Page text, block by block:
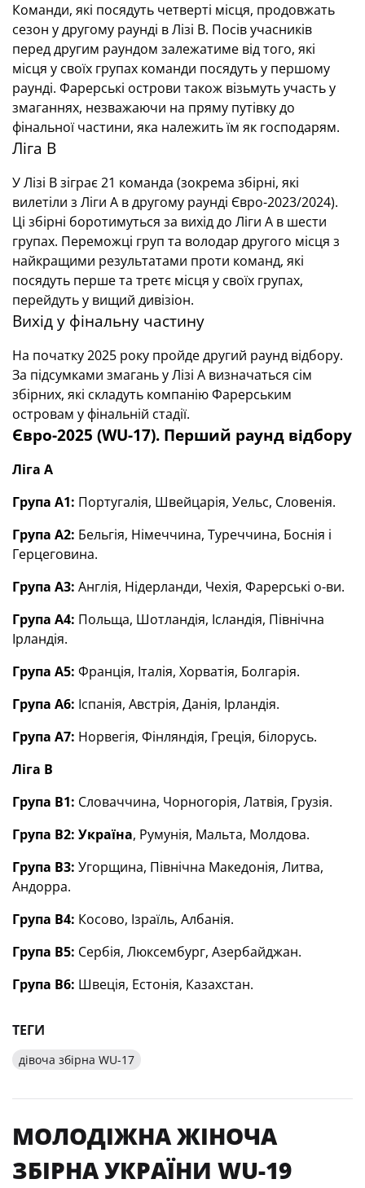
Команди, які посядуть четверті місця, продовжать
сезон у другому раунді в Лізі В. Посів учасників
перед другим раундом залежатиме від того, які
місця у своїх групах команди посядуть у першому
раунді. Фарерські острови також візьмуть участь у
змаганнях, незважаючи на пряму путівку до
фінальної частини, яка належить їм як господарям.
Ліга В
У Лізі B зіграє 21 команда (зокрема збірні, які
вилетіли з Ліги А в другому раунді Євро-2023/2024).
Ці збірні боротимуться за вихід до Ліги А в шести
групах. Переможці груп та володар другого місця з
найкращими результатами проти команд, які
посядуть перше та третє місця у своїх групах,
перейдуть у вищий дивізіон.
Вихід у фінальну частину
На початку 2025 року пройде другий раунд відбору.
За підсумками змагань у Лізі А визначаться сім
збірних, які складуть компанію Фарерським
островам у фінальній стадії.
Євро-2025 (WU-17). Перший раунд відбору
Ліга А
Група А1: Португалія, Швейцарія, Уельс, Словенія.
Група А2: Бельгія, Німеччина, Туреччина, Боснія і
Герцеговина.
Група А3: Англія, Нідерланди, Чехія, Фарерські о-ви.
Група А4: Польща, Шотландія, Ісландія, Північна
Ірландія.
Група А5: Франція, Італія, Хорватія, Болгарія.
Група А6: Іспанія, Австрія, Данія, Ірландія.
Група А7: Норвегія, Фінляндія, Греція, білорусь.
Ліга В
Група В1: Словаччина, Чорногорія, Латвія, Грузія.
Група В2: Україна, Румунія, Мальта, Молдова.
Група В3: Угорщина, Північна Македонія, Литва,
Андорра.
Група В4: Косово, Ізраїль, Албанія.
Група В5: Сербія, Люксембург, Азербайджан.
Група В6: Швеція, Естонія, Казахстан.
ТЕГИ
дівоча збірна WU-17
МОЛОДІЖНА ЖІНОЧА
ЗБІРНА УКРАЇНИ WU-19